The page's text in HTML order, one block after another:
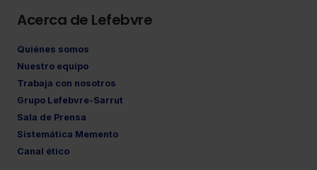
Acerca de Lefebvre
Quiénes somos
Nuestro equipo
Trabaja con nosotros
Grupo Lefebvre-Sarrut
Sala de Prensa
Sistemática Memento
Canal ético